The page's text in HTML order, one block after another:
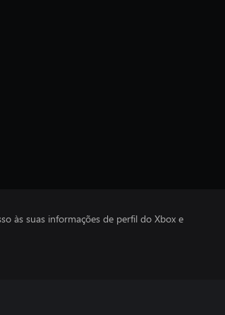
às suas informações de perfil do Xbox e